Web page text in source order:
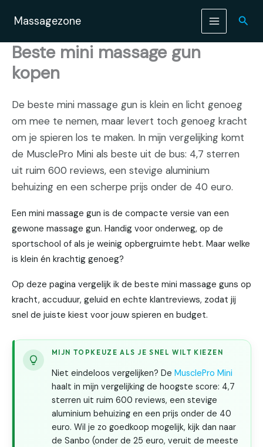
naar
inhoud
Massagezone
Beste mini massage gun
kopen
De beste mini massage gun is klein en licht genoeg
om mee te nemen, maar levert toch genoeg kracht
om je spieren los te maken. In mijn vergelijking komt
de MusclePro Mini als beste uit de bus: 4,7 sterren
uit ruim 600 reviews, een stevige aluminium
behuizing en een scherpe prijs onder de 40 euro.
Een mini massage gun is de compacte versie van een
gewone massage gun. Handig voor onderweg, op de
sportschool of als je weinig opbergruimte hebt. Maar welke
is klein én krachtig genoeg?
Op deze pagina vergelijk ik de beste mini massage guns op
kracht, accuduur, geluid en echte klantreviews, zodat jij
snel de juiste kiest voor jouw spieren en budget.
MIJN TOPKEUZE ALS JE SNEL WILT KIEZEN
Niet eindeloos vergelijken? De MusclePro Mini
haalt in mijn vergelijking de hoogste score: 4,7
sterren uit ruim 600 reviews, een stevige
aluminium behuizing en een prijs onder de 40
euro. Wil je zo goedkoop mogelijk, kijk dan naar
de Sanbo (onder de 25 euro, veruit de meeste